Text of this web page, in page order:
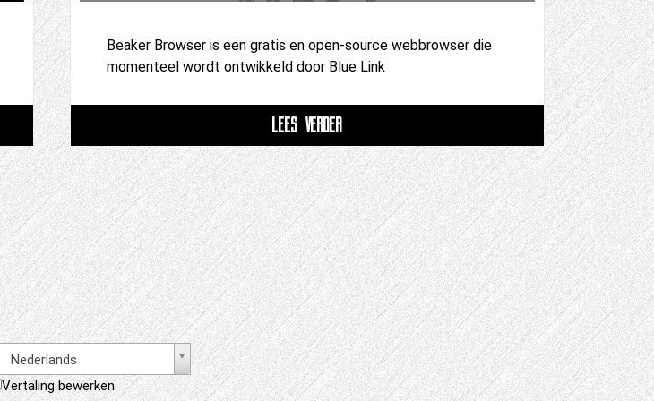
Beaker Browser is een gratis en open-source webbrowser die
momenteel wordt ontwikkeld door Blue Link
LEES VERDER
Nederlands
Vertaling bewerken